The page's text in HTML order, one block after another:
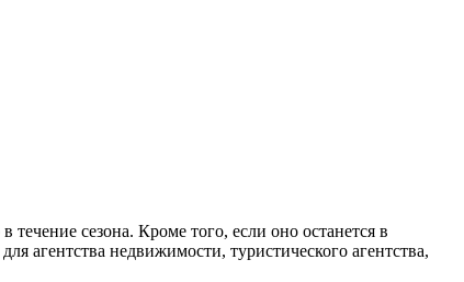
сезона. Кроме того, если оно останется в
агентства недвижимости, туристического агентства,